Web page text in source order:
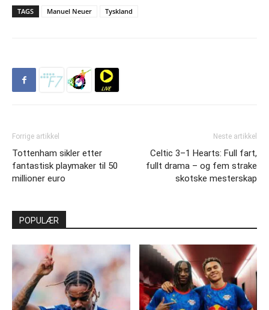
TAGS Manuel Neuer Tyskland
Forrige artikkel
Tottenham sikler etter
fantastisk playmaker til 50
millioner euro
Neste artikkel
Celtic 3–1 Hearts: Full fart,
fullt drama – og fem strake
skotske mesterskap
POPULÆR